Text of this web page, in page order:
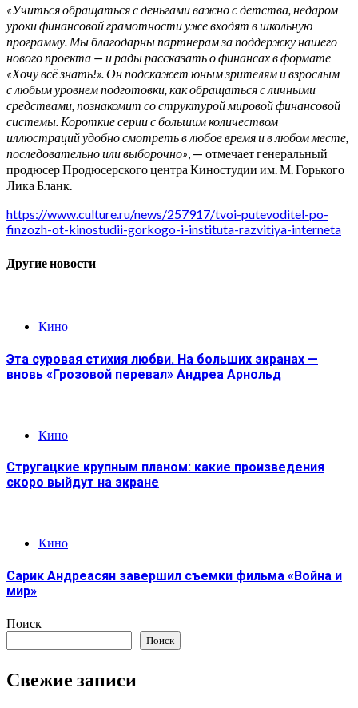
«Учиться обращаться с деньгами важно с детства, недаром
уроки финансовой грамотности уже входят в школьную
программу. Мы благодарны партнерам за поддержку нашего
нового проекта — и рады рассказать о финансах в формате
«Хочу всё знать!». Он подскажет юным зрителям и взрослым
с любым уровнем подготовки, как обращаться с личными
средствами, познакомит со структурой мировой финансовой
системы. Короткие серии с большим количеством
иллюстраций удобно смотреть в любое время и в любом месте,
последовательно или выборочно», — отмечает генеральный
продюсер Продюсерского центра Киностудии им. М. Горького
Лика Бланк.
https://www.culture.ru/news/257917/tvoi-putevoditel-po-
finzozh-ot-kinostudii-gorkogo-i-instituta-razvitiya-interneta
Другие новости
Кино
Эта суровая стихия любви. На больших экранах —
вновь «Грозовой перевал» Андреа Арнольд
Кино
Стругацкие крупным планом: какие произведения
скоро выйдут на экране
Кино
Сарик Андреасян завершил съемки фильма «Война и
мир»
Поиск
Поиск
Свежие записи